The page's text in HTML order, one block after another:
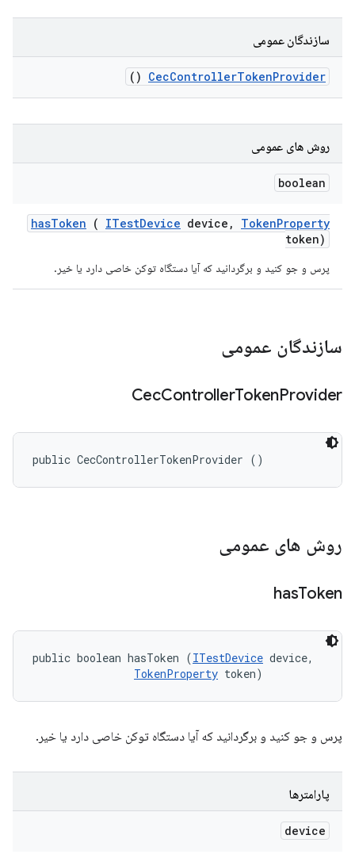
سازندگان عمومی
CecControllerTokenProvider
()
روش های عمومی
boolean
hasToken ( ITestDevice device , TokenProperty
token)
پرس و جو کنید و برگردانید که آیا دستگاه توکن خاصی دارد یا خیر.
سازندگان عمومی
CecControllerTokenProvider
public CecControllerTokenProvider ()
روش های عمومی
hasToken
public boolean hasToken (ITestDevice device,
TokenProperty token)
پرس و جو کنید و برگردانید که آیا دستگاه توکن خاصی دارد یا خیر.
پارامترها
device